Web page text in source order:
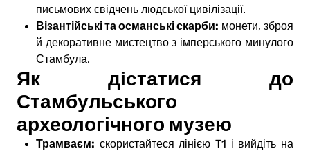
письмових свідчень людської цивілізації.
Візантійські та османські скарби: монети, зброя
й декоративне мистецтво з імперського минулого
Стамбула.
Як дістатися до
Стамбульського
археологічного музею
Трамваєм: скористайтеся лінією T1 і вийдіть на